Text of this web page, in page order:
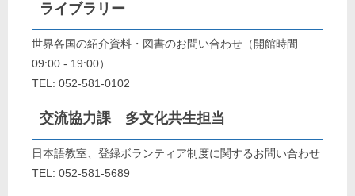
ライブラリー
世界各国の紹介資料・図書のお問い合わせ（開館時間
09:00 - 19:00）
TEL: 052-581-0102
交流協力課 多文化共生担当
日本語教室、登録ボランティア制度に関するお問い合わせ
TEL: 052-581-5689